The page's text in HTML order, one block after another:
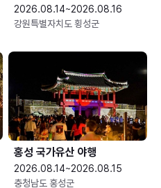
2026.08.14~2026.08.16
강원특별자치도 횡성군
홍성 국가유산 야행
2026.08.14~2026.08.15
충청남도 홍성군